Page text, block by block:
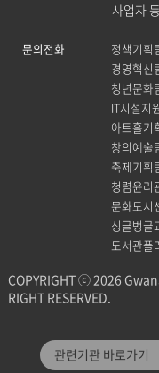
관련기관 바로가기
관악문화재단
사업자
문의전화 정책기획
경영혁신
청년문화
IT시설지
아트홀기
창의예술
축제기획
청렴윤리
문화도시
싱글벙글
도서관플
COPYRIGHT ⓒ 2026
RIGHT RESERVED.